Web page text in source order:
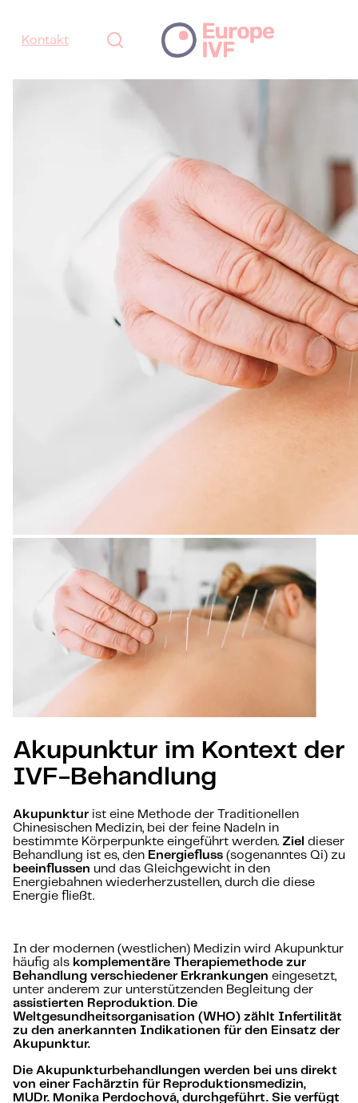
Kontakt
Akupunktur im Kontext der
IVF-Behandlung
Akupunktur ist eine Methode der Traditionellen
Chinesischen Medizin, bei der feine Nadeln in
bestimmte Körperpunkte eingeführt werden. Ziel dieser
Behandlung ist es, den Energiefluss (sogenanntes Qi) zu
beeinflussen und das Gleichgewicht in den
Energiebahnen wiederherzustellen, durch die diese
Energie fließt.
In der modernen (westlichen) Medizin wird Akupunktur
häufig als komplementäre Therapiemethode zur
Behandlung verschiedener Erkrankungen eingesetzt,
unter anderem zur unterstützenden Begleitung der
assistierten Reproduktion. Die
Weltgesundheitsorganisation (WHO) zählt Infertilität
zu den anerkannten Indikationen für den Einsatz der
Akupunktur.
Die Akupunkturbehandlungen werden bei uns direkt
von einer Fachärztin für Reproduktionsmedizin,
MUDr. Monika Perdochová, durchgeführt. Sie verfügt